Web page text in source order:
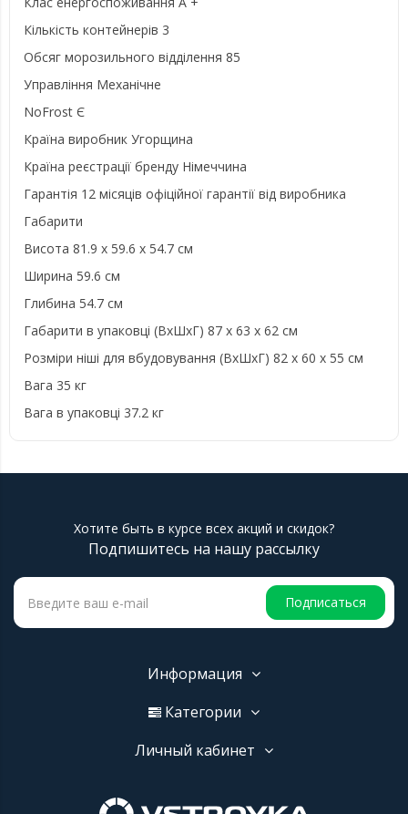
Кількість контейнерів 3
Обсяг морозильного відділення 85
Управління Механічне
NoFrost Є
Країна виробник Угорщина
Країна реєстрації бренду Німеччина
Гарантія 12 місяців офіційної гарантії від виробника
Габарити
Висота 81.9 x 59.6 x 54.7 см
Ширина 59.6 см
Глибина 54.7 см
Габарити в упаковці (ВxШxГ) 87 x 63 x 62 см
Розміри ніші для вбудовування (ВхШхГ) 82 x 60 x 55 см
Вага 35 кг
Вага в упаковці 37.2 кг
Хотите быть в курсе всех акций и скидок?
Подпишитесь на нашу рассылку
Подписаться
Информация
Категории
Личный кабинет